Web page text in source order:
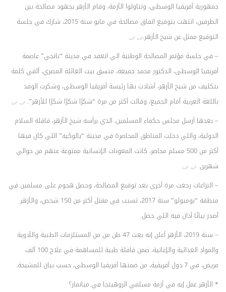
جمهورية أفريقيا الوسطى، وتناولوا الأزمة، وقام الأزهر بجهود مصالحة بين
الطرفين، انتهت بتوقيع اتفاق مصالحة في مايو سنة 2015، شارك في جلسة
التوقيع ممثل عن شيخ الأزهر.
– في جلسة مؤتمر المصالحة الوطنية الي انعقد في مدينة “بانجي” عاصمة
أفريقيا الوسطى، الدكتور محمد جميعة، منسق بيت العائلة المصري، ألقي كلمة
بتكليف من شيخ الأزهر، أشادت بها رئيسة أفريقيا الوسطى، وشكرت الوفد
باللغة العربية أمام الجميع، وقالت أكثر من مرة “شكرًا شكرًا شكرًا للأزهر”.
– بعدها أرسل مجلس حكماء المسلمين، الذي يرأسه شيخ الأزهر، قافلة السلام
الدولية، واللي دخلت المناطق المحاصرة في مدينة “يالوكيه” اللي كان فيها
أكثر من 500 مسلم محاصر، كانت المعونات الإنسانية ممنوعة عنهم من حوالي
شهرين.
– النزاعات رجعت مرة أخرى بعد توقيع المصالحة، وحصل هجوم على مسلمين في
منطقة “بومبولو” سنة 2017، تسبب في مقتل أكتر من 150 شخص، والأزهر
أصدر بيانًا أدان فيه اللي حصل.
– سنة 2019، الأزهر أعلن إنه بعت 47 طن من من المستلزمات الطبية والأدوية
والمواد الغذائية والإغاثية، ضمن قافلة طبية للمساهمة في علاج 100 ألف
مريض، في 7 دول أفريقية، من ضمنها أفريقيا الوسطى، حسب بيان للمشيخة.
* الأزهر عمل إيه في أزمة مسلمي الروهينجا في ميانمار؟